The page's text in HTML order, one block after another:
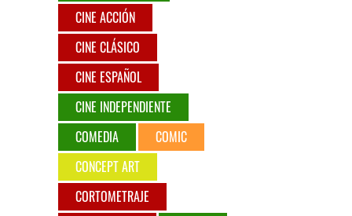
CINE ACCIÓN
CINE CLÁSICO
CINE ESPAÑOL
CINE INDEPENDIENTE
COMEDIA
COMIC
CONCEPT ART
CORTOMETRAJE